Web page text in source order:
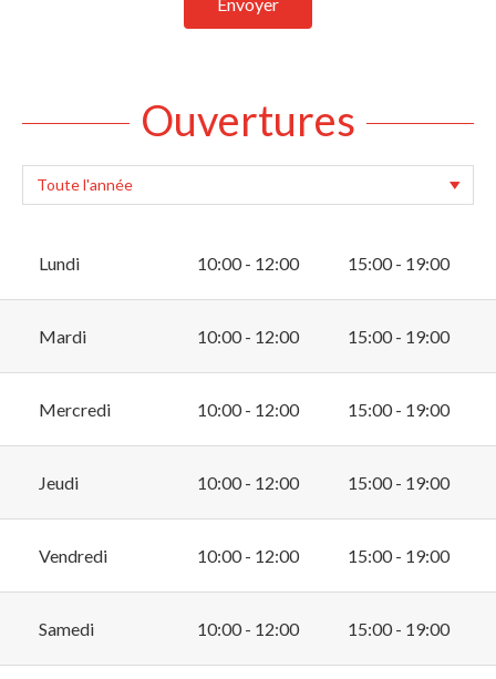
Ouvertures
Lundi 10:00 - 12:00 15:00 - 19:00
Mardi 10:00 - 12:00 15:00 - 19:00
Mercredi 10:00 - 12:00 15:00 - 19:00
Jeudi 10:00 - 12:00 15:00 - 19:00
Vendredi 10:00 - 12:00 15:00 - 19:00
Samedi 10:00 - 12:00 15:00 - 19:00